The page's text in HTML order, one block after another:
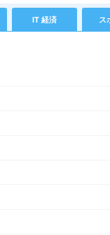
IT 経済 ス